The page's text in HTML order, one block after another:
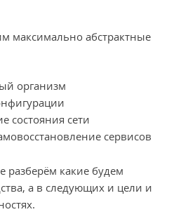
максимально абстрактные
организм
состояния сети
сервисов
разберём какие будем
а в следующих и цели и